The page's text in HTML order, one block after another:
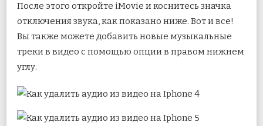
После этого откройте iMovie и коснитесь значка
отключения звука, как показано ниже. Вот и все!
Вы также можете добавить новые музыкальные
треки в видео с помощью опции в правом нижнем
углу.